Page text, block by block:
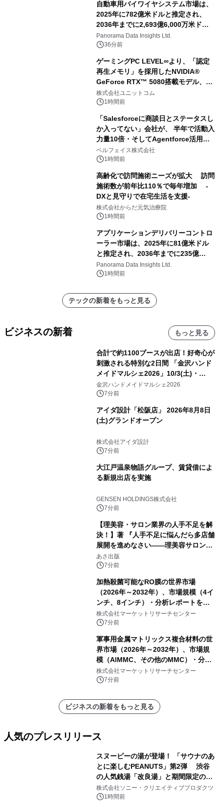
自動車用バイワイヤシステム市場は、
2025年に782億米ドルと推定され、
2036年までに2,693億6,000万米ドル
に達すると予測されており、予測期間
（2026年～2036年）
Panorama Data Insights Ltd.
36分前
ゲーミングPC LEVEL∞より、「認定
再生メモリ」を採用したNVIDIA®
GeForce RTX™ 5080搭載モデル、
NVIDIA® GeForce RTX™ 5070 Ti搭
載モデルを販売開始
株式会社ユニットコム
1時間前
「Salesforceに商談日とステータスし
か入ってない」会社が、 半年で活動入
力量10倍・そしてAgentforce活用へ
── 敷島住宅×bellSalesAI事例公開
ベルフェイス株式会社
1時間前
高齢化で訪問施術ニーズが拡大 訪問
施術数が前年比110％で毎年増加 -
DXと見守りで在宅生活を支援-
株式会社からだ元気治療院
1時間前
アプリケーションデリバリーコントロ
ーラー市場は、2025年に81億米ドル
と推定され、2036年までに235億
8,000万米ドルに達すると予測されて
おり、予測期間（2026年～2036年）
Panorama Data Insights Ltd.
1時間前
テックの新着をもっと見る
ビジネスの新着 もっと見る
合計で約1100ブースが出店！好奇心が
刺激される特別な2日間 「金沢ハンド
メイドマルシェ2026」10/3(土)・
10/4(日)開催
金沢ハンドメイドマルシェ2026
7分前
アイダ設計「松阪店」 2026年8月8日
(土)グランドオープン
株式会社アイダ設計
7分前
大江戸温泉物語グループ、賃貸借によ
る新規出店を実施
GENSEN HOLDINGS株式会社
7分前
【理美容・サロン業界の人手不足を解
決！】著 『人手不足に悩んだら多店舗
展開を進めなさい――理美容サロン
「多店舗展開」の教科書』2026年8月
24日（月）発売
あさ出版
7分前
加熱殺菌可能なRO膜の世界市場
（2026年～2032年）、市場規模（4イ
ンチ、8インチ）・分析レポートを発
表
株式会社マーケットリサーチセンター
7分前
軍事用金属マトリックス複合材料の世
界市場（2026年～2032年）、市場規
模（AlMMC、その他のMMC）・分析
レポートを発表
株式会社マーケットリサーチセンター
7分前
ビジネスの新着をもっと見る
人気のプレスリリース
スヌーピーの湯が登場！ 「サウナのあ
とに楽しむPEANUTS」第2弾 渋谷
の人気銭湯「改良湯」と期間限定のコ
ラボレーション サウナイキタイコラ
ボグッズも発売決定！
株式会社ソニー・クリエイティブプロダクツ
1時間前